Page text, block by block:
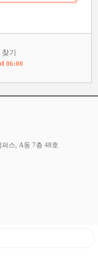
기
06:00
스, A동 7층 48호